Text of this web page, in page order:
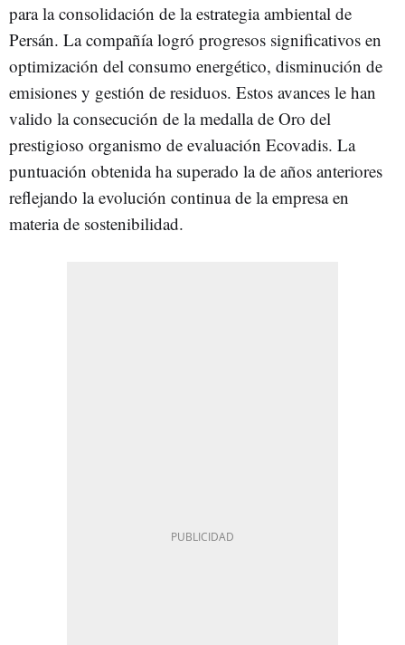
para la consolidación de la estrategia ambiental de
Persán. La compañía logró progresos significativos en
optimización del consumo energético, disminución de
emisiones y gestión de residuos. Estos avances le han
valido la consecución de la medalla de Oro del
prestigioso organismo de evaluación Ecovadis. La
puntuación obtenida ha superado la de años anteriores
reflejando la evolución continua de la empresa en
materia de sostenibilidad.